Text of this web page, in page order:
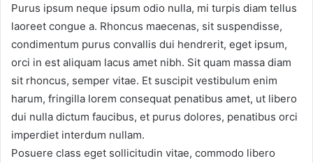
Purus ipsum neque ipsum odio nulla, mi turpis diam tellus
laoreet congue a. Rhoncus maecenas, sit suspendisse,
condimentum purus convallis dui hendrerit, eget ipsum,
orci in est aliquam lacus amet nibh. Sit quam massa diam
sit rhoncus, semper vitae. Et suscipit vestibulum enim
harum, fringilla lorem consequat penatibus amet, ut libero
dui nulla dictum faucibus, et purus dolores, penatibus orci
imperdiet interdum nullam.
Posuere class eget sollicitudin vitae, commodo libero